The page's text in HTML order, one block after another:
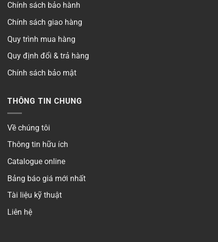
Chính sách bảo hành
Chính sách giao hàng
Quy trình mua hàng
Quy định đổi & trả hàng
Chính sách bảo mật
THÔNG TIN CHUNG
Về chúng tôi
Thông tin hữu ích
Catalogue online
Bảng báo giá mới nhất
Tài liệu kỹ thuật
Liên hệ